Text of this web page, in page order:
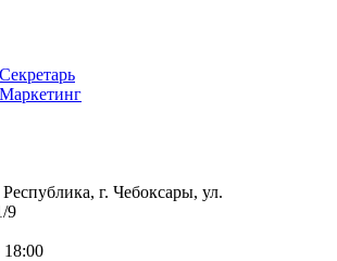
Секретарь
Маркетинг
г. Чебоксары, ул.
9